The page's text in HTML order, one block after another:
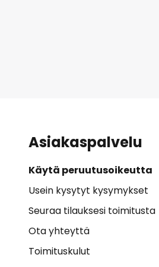
Asiakaspalvelu
Käytä peruutusoikeutta
Usein kysytyt kysymykset
Seuraa tilauksesi toimitusta
Ota yhteyttä
Toimituskulut